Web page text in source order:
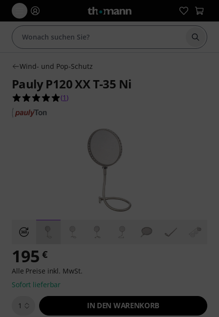
Suche
Wind- und Pop-Schutz
Pauly P120 XX T-35 Ni
5.0 von 5 Sternen aus 1 Kundenbewertungen
(1 )
195 €
Alle Preise inkl. MwSt.
Sofort lieferbar
1 IN DEN WARENKORB